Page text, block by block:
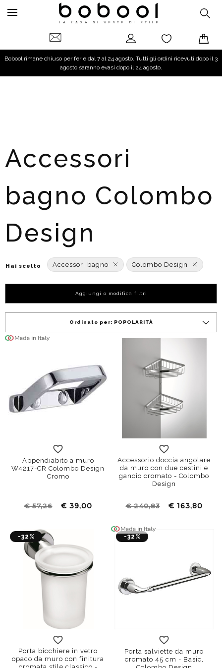
Bobool rimane chiuso per ferie dal 7 al 24 agosto. Tutti gli ordini ricevuti dopo il 3
agosto saranno evasi dopo il 24 agosto.
Accessori
bagno Colombo
Design
Hai scelto Accessori bagno Colombo Design
Aggiungi o modifica filtri
Ordinato per: POPOLARITÀ
Appendiabito a muro
W4217-CR Colombo Design
Cromo
€ 57,26 € 39,00
Accessorio doccia angolare
da muro con due cestini e
gancio cromato - Colombo
Design
€ 240,83 € 163,80
-32%
Porta bicchiere in vetro
opaco da muro con finitura
-32%
Porta salviette da muro
cromato 45 cm - Basic,